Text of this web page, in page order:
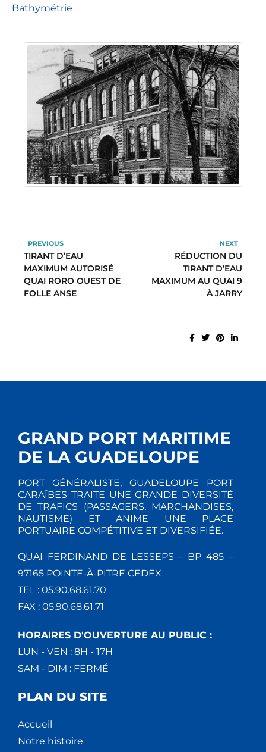
Bathymétrie
PREVIOUS
TIRANT D’EAU
MAXIMUM AUTORISÉ
QUAI RORO OUEST DE
FOLLE ANSE
NEXT
RÉDUCTION DU
TIRANT D’EAU
MAXIMUM AU QUAI 9
À JARRY
GRAND PORT MARITIME
DE LA GUADELOUPE
PORT GÉNÉRALISTE, GUADELOUPE PORT
CARAÏBES TRAITE UNE GRANDE DIVERSITÉ
DE TRAFICS (PASSAGERS, MARCHANDISES,
NAUTISME) ET ANIME UNE PLACE
PORTUAIRE COMPÉTITIVE ET DIVERSIFIÉE.
QUAI FERDINAND DE LESSEPS – BP 485 –
97165 POINTE-À-PITRE CEDEX
TEL : 05.90.68.61.70
FAX : 05.90.68.61.71
HORAIRES D'OUVERTURE AU PUBLIC :
LUN - VEN : 8H - 17H
SAM - DIM : FERMÉ
PLAN DU SITE
Accueil
Notre histoire